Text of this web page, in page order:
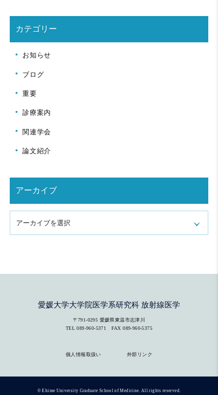
カテゴリー
お知らせ
ブログ
重要
診療案内
関連学会
論文紹介
アーカイブ
アーカイブを選択
愛媛大学大学院医学系研究科 放射線医学
〒791-0295 愛媛県東温市志津川
TEL089-960-5371 FAX 089-960-5375
個人情報取扱い 外部リンク
© Ehime University Graduate School of Medicine. All rights reserved.